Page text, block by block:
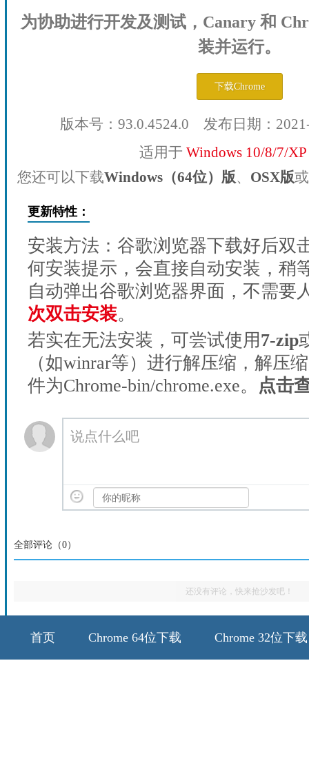
为协助进行开发及测试，Canary 和
装并运行。
下载Chrome
版本号：93.0.4524.0 发布日期：
适用于 Windows 10/8/7/
您还可以下载Windows（64位）版、 OSX版或
更新特性：
安装方法：谷歌浏览器下载好后双
何安装提示，会直接自动安装，稍
自动弹出谷歌浏览器界面，不需要
次双击安装。
若实在无法安装，可尝试使用7-zip
（如winrar等）进行解压缩，解压
件为Chrome-bin/chrome.exe。
点击
说点什么吧
全部评论（0）
还没有评论，快来抢沙发吧！
首页 Chrome 64位下载 Chrome 32位下载